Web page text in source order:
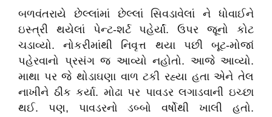
બળવંતરાયે છેલ્લાંમાં છેલ્લાં સિવડાવેલાં ને ધોવાઈને
ઇસ્ત્રી થયેલાં પેન્ટ-શર્ટ પહેર્યાં. ઉપર જૂનો કોટ
ચડાવ્યો. નોકરીમાંથી નિવૃત્ત થયા પછી બૂટ-મોજાં
પહેરવાનો પ્રસંગ જ આવ્યો નહોતો. આજે આવ્યો.
માથા પર જે થોડાઘણા વાળ ટકી રહ્યા હતા એને તેલ
નાખીને ઠીક કર્યા. મોઢા પર પાવડર લગાડવાની ઇચ્છા
થઈ. પણ, પાવડરનો ડબ્બો વર્ષોથી ખાલી હતો.